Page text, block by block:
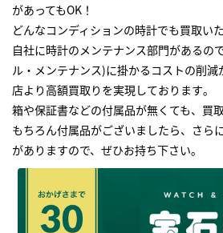
があってもOK！
どんなコンディションの時計でも買取い
自社に時計のメンテナンス部門があるの
ル・メンテナンス)に掛かるコストの削
店より高額買取りを実現しております｡
箱や保証書などの付属品が無くても、買
もちろん付属品がございましたら、さら
がありますので、ぜひお持ち下さい｡